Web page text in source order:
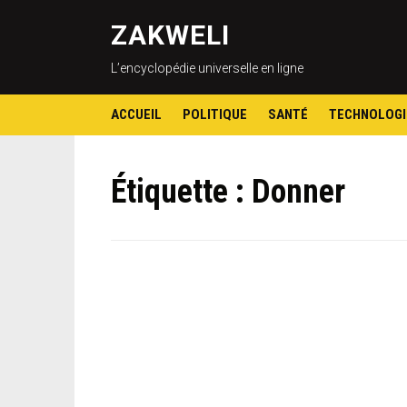
ZAKWELI
L’encyclopédie universelle en ligne
ACCUEIL POLITIQUE SANTÉ
Étiquette : Donner